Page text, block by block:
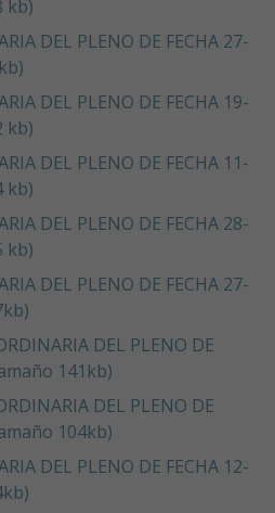
kb)
DEL PLENO DE FECHA 27-
DEL PLENO DE FECHA 19-
kb)
DEL PLENO DE FECHA 11-
kb)
DEL PLENO DE FECHA 28-
kb)
DEL PLENO DE FECHA 27-
DEL PLENO DE
141kb)
DEL PLENO DE
104kb)
DEL PLENO DE FECHA 12-